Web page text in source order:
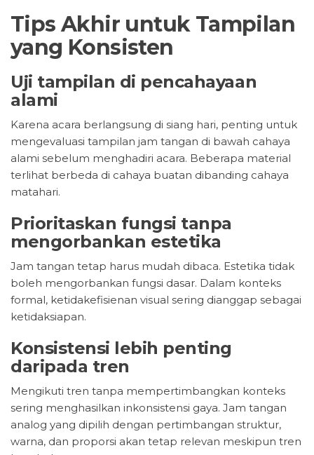
Tips Akhir untuk Tampilan
yang Konsisten
Uji tampilan di pencahayaan
alami
Karena acara berlangsung di siang hari, penting untuk
mengevaluasi tampilan jam tangan di bawah cahaya
alami sebelum menghadiri acara. Beberapa material
terlihat berbeda di cahaya buatan dibanding cahaya
matahari.
Prioritaskan fungsi tanpa
mengorbankan estetika
Jam tangan tetap harus mudah dibaca. Estetika tidak
boleh mengorbankan fungsi dasar. Dalam konteks
formal, ketidakefisienan visual sering dianggap sebagai
ketidaksiapan.
Konsistensi lebih penting
daripada tren
Mengikuti tren tanpa mempertimbangkan konteks
sering menghasilkan inkonsistensi gaya. Jam tangan
analog yang dipilih dengan pertimbangan struktur,
warna, dan proporsi akan tetap relevan meskipun tren